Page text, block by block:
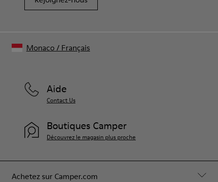
Achetez sur Camper.com
Aide
Contact Us
Boutiques Camper
Découvrez le magasin plus proche
Monaco/ Français